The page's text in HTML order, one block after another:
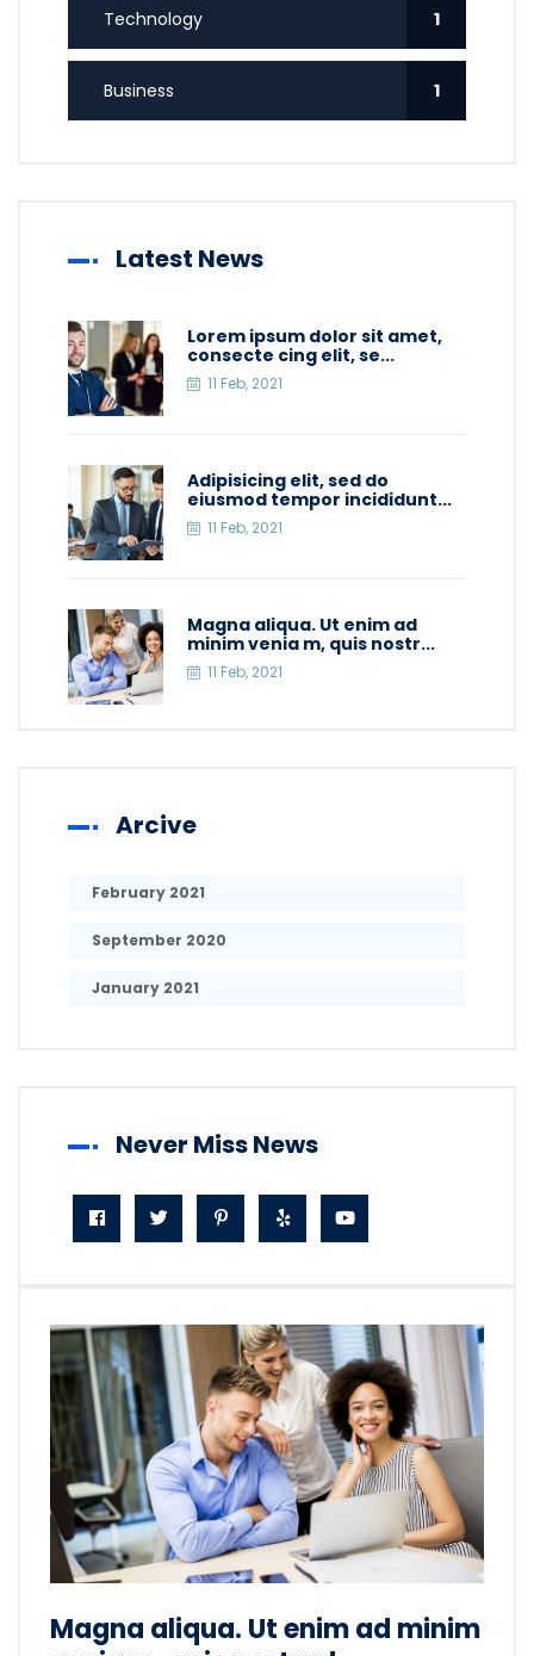
Magna aliqua. Ut enim ad minim
Technology 1
Business 1
Latest News
Lorem ipsum dolor sit amet,
consecte cing elit, se...
11 Feb, 2021
Adipisicing elit, sed do
eiusmod tempor incididunt...
11 Feb, 2021
Magna aliqua. Ut enim ad
minim venia m, quis nostr...
11 Feb, 2021
Arcive
February 2021
September 2020
January 2021
Never Miss News